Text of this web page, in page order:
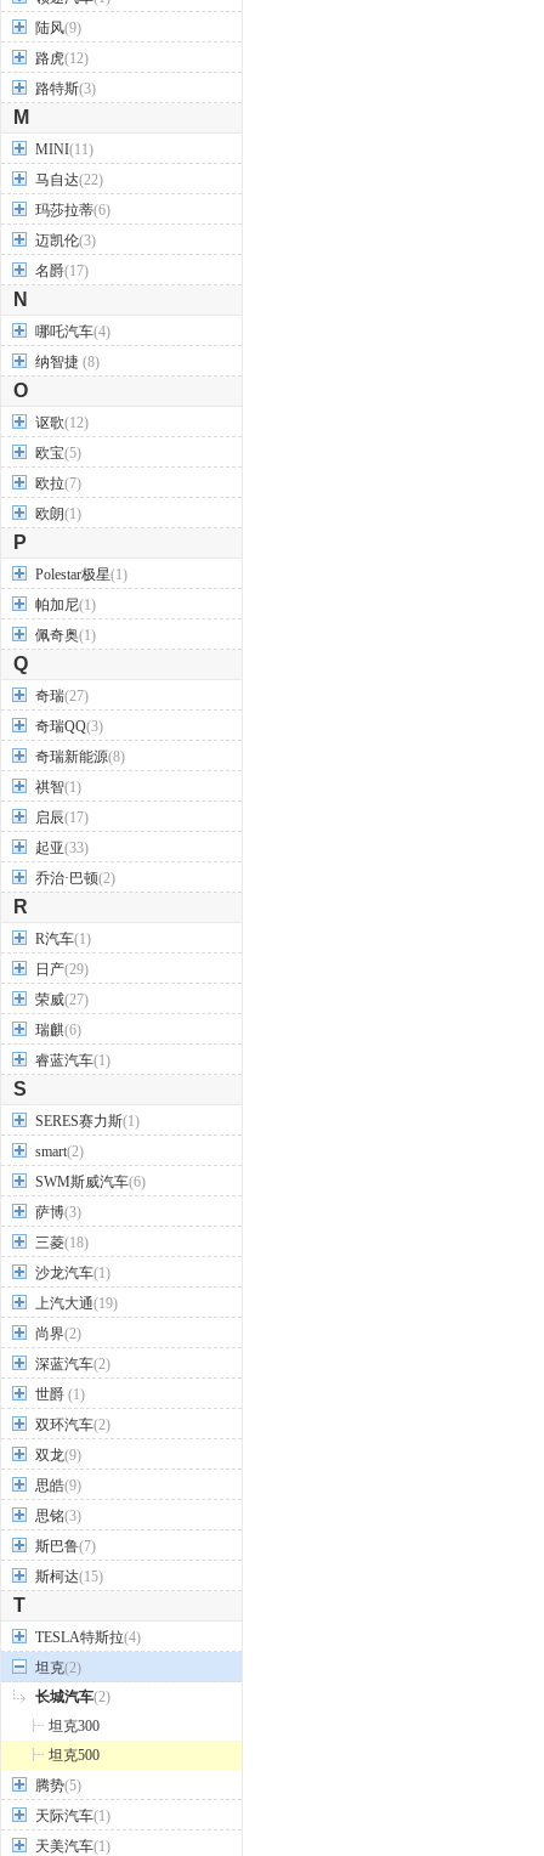
陆风(9)
路虎(12)
路特斯(3)
M
MINI(11)
马自达(22)
玛莎拉蒂(6)
迈凯伦(3)
名爵(17)
N
哪吒汽车(4)
纳智捷 (8)
O
讴歌(12)
欧宝(5)
欧拉(7)
欧朗(1)
P
Polestar极星(1)
帕加尼(1)
佩奇奥(1)
Q
奇瑞(27)
奇瑞QQ(3)
奇瑞新能源(8)
祺智(1)
启辰(17)
起亚(33)
乔治·巴顿(2)
R
R汽车(1)
日产(29)
荣威(27)
瑞麒(6)
睿蓝汽车(1)
S
SERES赛力斯(1)
smart(2)
SWM斯威汽车(6)
萨博(3)
三菱(18)
沙龙汽车(1)
上汽大通(19)
尚界(2)
深蓝汽车(2)
世爵 (1)
双环汽车(2)
双龙(9)
思皓(9)
思铭(3)
斯巴鲁(7)
斯柯达(15)
T
TESLA特斯拉(4)
坦克(2)
长城汽车(2)
坦克300
坦克500
腾势(5)
天际汽车(1)
天美汽车(1)